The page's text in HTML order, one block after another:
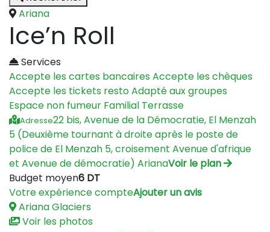
Ariana
Ice’n Roll
Services
Accepte les cartes bancaires Accepte les chèques
Accepte les tickets restoAdapté aux groupes
Espace non fumeur Familial Terrasse
Adresse22 bis, Avenue de la Démocratie, El Menzah
5 (Deuxième tournant à droite après le poste de
police de El Menzah 5, croisement Avenue d'afrique
et Avenue de démocratie) ArianaVoir le plan
Budget moyen6 DT
Votre expérience compteAjouter un avis
ArianaGlaciers
Voir les photos